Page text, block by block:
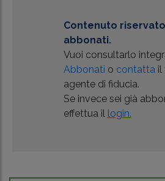
Contenuto
abbonati.
Vuoi consultarlo
Abbonati o contattail
agente di fiducia.
Se invece sei già
effettua il login.